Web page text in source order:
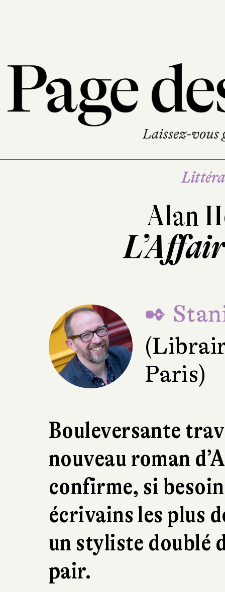
Alan
✒
Paris)
Bouleversante
nouveau roman
confirme, si
écrivains les plus
un styliste doublé
pair.